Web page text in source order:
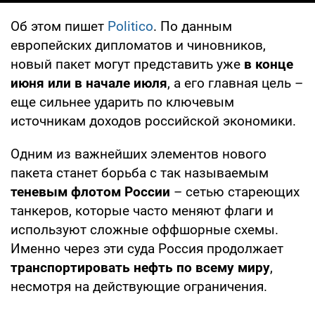
Об этом пишет Politico. По данным
европейских дипломатов и чиновников,
новый пакет могут представить уже в конце
июня или в начале июля, а его главная цель –
еще сильнее ударить по ключевым
источникам доходов российской экономики.
Одним из важнейших элементов нового
пакета станет борьба с так называемым
теневым флотом России – сетью стареющих
танкеров, которые часто меняют флаги и
используют сложные оффшорные схемы.
Именно через эти суда Россия продолжает
транспортировать нефть по всему миру,
несмотря на действующие ограничения.